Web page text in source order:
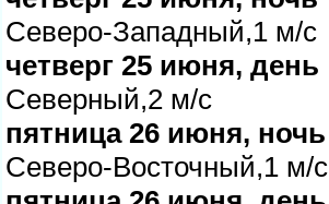
Северо-Западный,1 м/с
четверг 25 июня, день
Северный,2 м/с
пятница 26 июня, ночь
Северо-Восточный,1 м/с